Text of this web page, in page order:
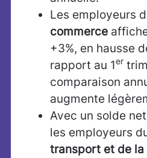
Les employeurs
commerce
+3%, en hausse
rapport au 1er
comparaison
augmente
Avec un solde
les employeurs
transport et de